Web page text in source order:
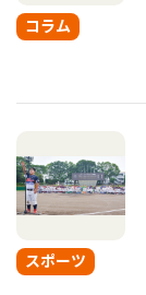
コラム
スポーツ